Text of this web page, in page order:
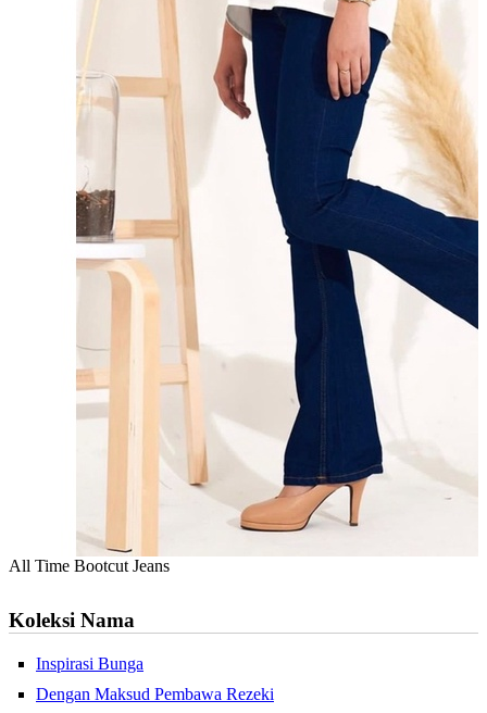
All Time Bootcut Jeans
Koleksi Nama
Inspirasi Bunga
Dengan Maksud Pembawa Rezeki